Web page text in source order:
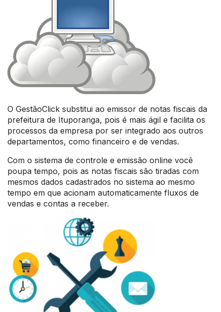
O GestãoClick substitui ao emissor de notas fiscais da
prefeitura de Ituporanga, pois é mais ágil e facilita os
processos da empresa por ser integrado aos outros
departamentos, como financeiro e de vendas.
Com o sistema de controle e emissão online você
poupa tempo, pois as notas fiscais são tiradas com
mesmos dados cadastrados no sistema ao mesmo
tempo em que acionam automaticamente fluxos de
vendas e contas a receber.